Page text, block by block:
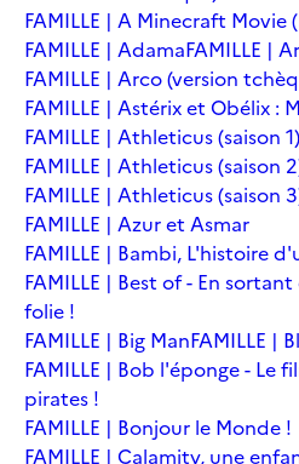
FAMILLE | A Minecraft Movie
FAMILLE | AdamaFAMILLE |
FAMILLE | Arco (version
FAMILLE | Astérix et Obélix :
FAMILLE | Athleticus (saison 1)
FAMILLE | Athleticus (saison
FAMILLE | Athleticus (saison
FAMILLE | Azur et Asmar
FAMILLE | Bambi, L'histoire
FAMILLE | Best of - En
folie !
FAMILLE | Big ManFAMILLE |
FAMILLE | Bob l'éponge - Le
pirates !
FAMILLE | Bonjour le Monde !
FAMILLE | Calamity, une